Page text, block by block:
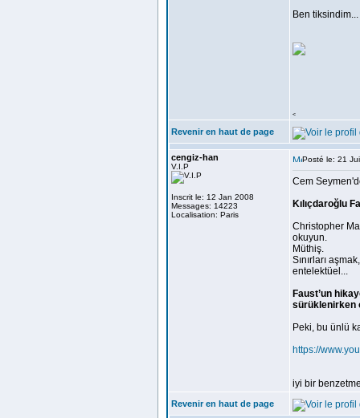
Ben tiksindim...
<
Revenir en haut de page
cengiz-han
V.I.P
Inscrit le: 12 Jan 2008
Messages: 14223
Localisation: Paris
Posté le: 21
Cem
Kılıçdaroğlu
Christopher
okuyun.
Müthiş.
Sınırları
entelektüel...
Faust’un
sürüklenirken
Peki, bu ünlü
https://
iyi bir
Revenir en haut de page